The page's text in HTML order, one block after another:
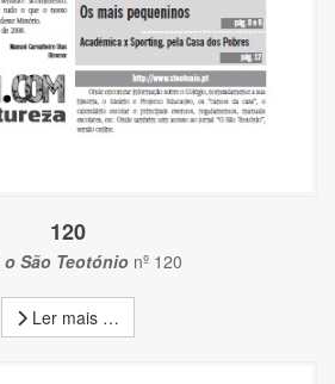
120
o São Teotónio nº 120
Ler mais …